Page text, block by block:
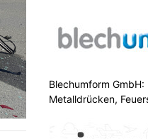
Blechumform
Metalldrücken,